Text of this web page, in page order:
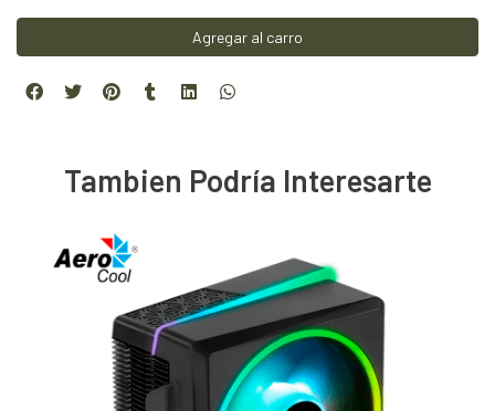
Agregar al carro
Tambien Podría Interesarte